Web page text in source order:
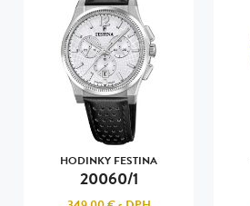
HODINKY FESTINA
20060/1